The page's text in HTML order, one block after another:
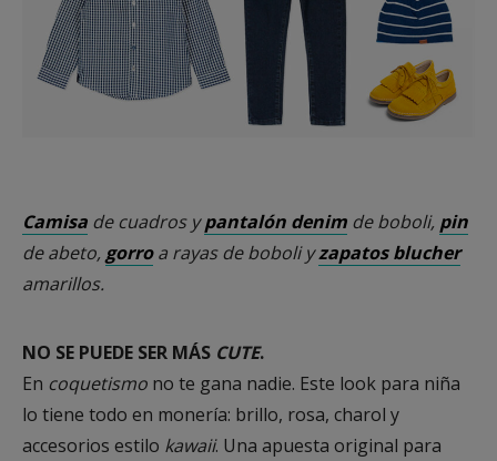
Camisa de cuadros ypantalón denim de boboli, pin
de abeto, gorroa rayas de boboli yzapatos blucher
amarillos.
NO SE PUEDE SER MÁS CUTE.
En coquetismo no te gana nadie. Este look para niña
lo tiene todo en monería: brillo, rosa, charol y
accesorios estilo kawaii. Una apuesta original para